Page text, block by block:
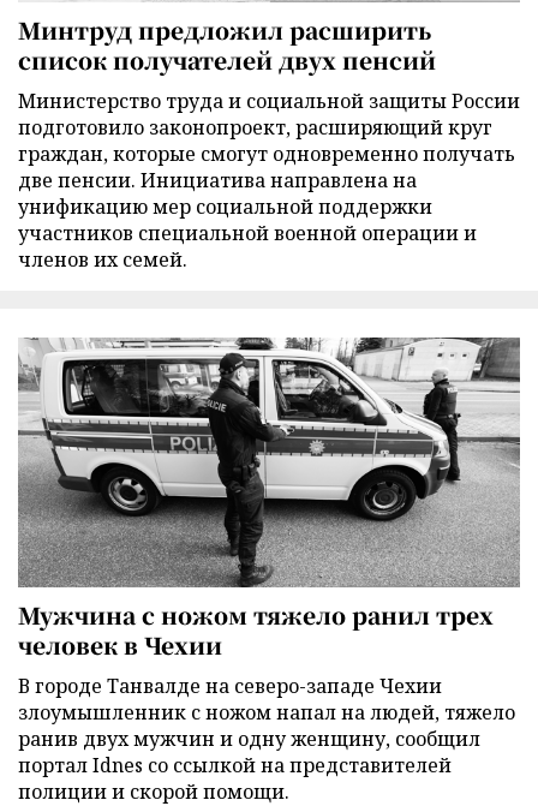
Минтруд предложил расширить
список получателей двух пенсий
Министерство труда и социальной защиты России
подготовило законопроект, расширяющий круг
граждан, которые смогут одновременно получать
две пенсии. Инициатива направлена на
унификацию мер социальной поддержки
участников специальной военной операции и
членов их семей.
Мужчина с ножом тяжело ранил трех
человек в Чехии
В городе Танвалде на северо-западе Чехии
злоумышленник с ножом напал на людей, тяжело
ранив двух мужчин и одну женщину, сообщил
портал Idnes со ссылкой на представителей
полиции и скорой помощи.